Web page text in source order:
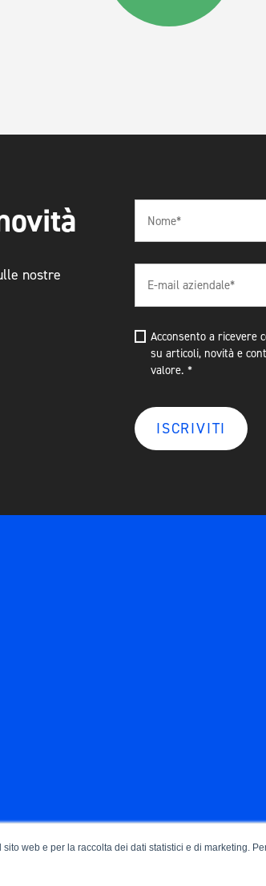
web e per la raccolta dei dati statistici e di marketing.
nostre
Acconsento a ricevere
su articoli, novità e
valore. *